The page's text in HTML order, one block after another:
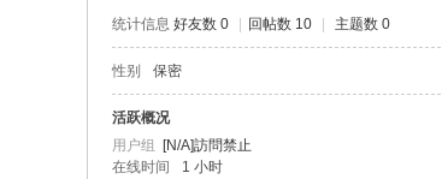
统计信息 好友数 0 回帖数 10 主题数 0
性别 保密
活跃概况
用户组
[N/A]訪問禁止
在线时间
1 小时